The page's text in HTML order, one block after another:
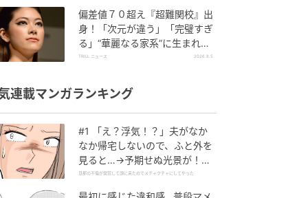
偏差値７０超え『超難関校』出
身！「次元が違う」「完璧すぎ
る」“華麗なる家系”に生まれた
【規格外の逸材】
TRILL ニュース 2026.8.5
連載マンガランキング
#1 「え？浮気！？」夫がなか
なか帰宅しないので、ふと外を
見ると…→予期せぬ光景が！｜
旦那の不倫が発覚して頭に来た
旦那の不倫が発覚して頭に来たのでメチャクチャにしてやった